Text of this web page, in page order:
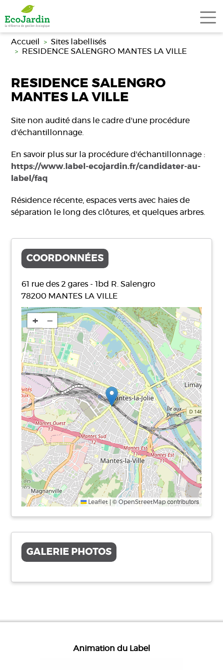
Aller au contenu principal
Accueil
Sites labellisés
RESIDENCE SALENGRO MANTES LA VILLE
RESIDENCE SALENGRO
MANTES LA VILLE
Site non audité dans le cadre d'une procédure
d'échantillonnage.
En savoir plus sur la procédure d'échantillonnage :
https://www.label-ecojardin.fr/candidater-au-
label/faq
Résidence récente, espaces verts avec haies de
séparation le long des clôtures, et quelques arbres.
COORDONNÉES
61 rue des 2 gares - 1bd R. Salengro
78200 MANTES LA VILLE
+ −
Leaflet | © OpenStreetMapcontributors
GALERIE PHOTOS
Animation du Label